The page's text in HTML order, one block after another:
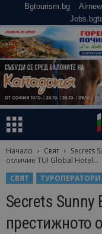
Bgtourism.bg
Начало Свят
Secrets
отличие TUI Global Hotel...
СВЯТ
ТУРОПЕРАТОРИ
Secrets Sunny
престижното